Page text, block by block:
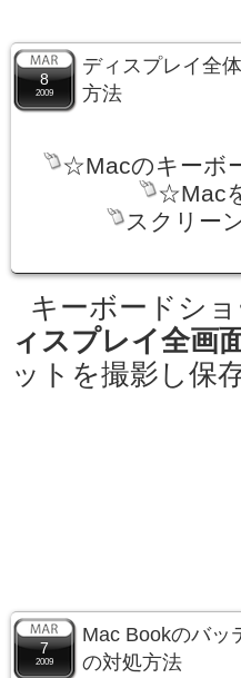
8
2009
ディスプレイ全
方法
☆Macのキーボ
☆Mac
スクリー
キーボードショ
ィスプレイ全画面
ットを撮影し保
7
2009
Mac Bookのバッ
の対処方法